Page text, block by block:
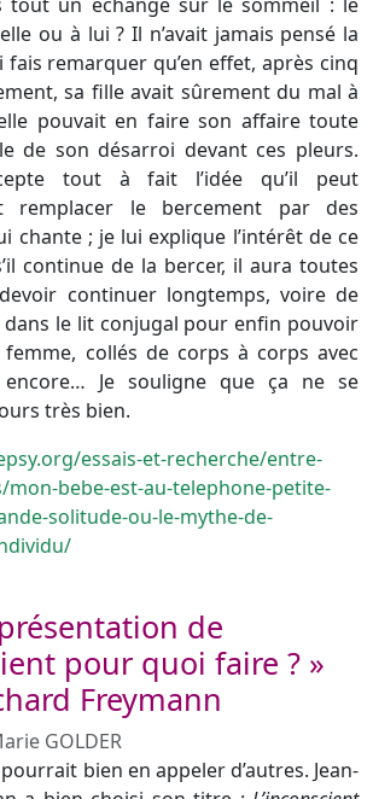
ou à lui ? Il n’avait jamais pensé la
fais remarquer qu’en effet, après cinq
sa fille avait sûrement du mal à
pouvait en faire son affaire toute
de son désarroi devant ces pleurs.
tout à fait l’idée qu’il peut
remplacer le bercement par des
chante ; je lui explique l’intérêt de ce
continue de la bercer, il aura toutes
continuer longtemps, voire de
le lit conjugal pour enfin pouvoir
collés de corps à corps avec
Je souligne que ça ne se
très bien.
essais-et-recherche/entre-
bebe-est-au-telephone-petite-
solitude-ou-le-mythe-de-
de
pour quoi faire ? »
Freymann
GOLDER
bien en appeler d’autres. Jean-